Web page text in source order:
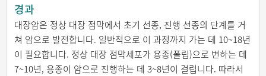
경과
대장암은 정상 대장 점막에서 초기 선종, 진행 선종의 단계를 거
쳐 암으로 발전합니다. 일반적으로 이 과정까지 가는 데 10~18년
이 필요합니다. 정상 대장 점막세포가 용종(폴립)으로 변하는 데
7~10년, 용종이 암으로 진행하는 데 3~8년이 걸립니다. 따라서